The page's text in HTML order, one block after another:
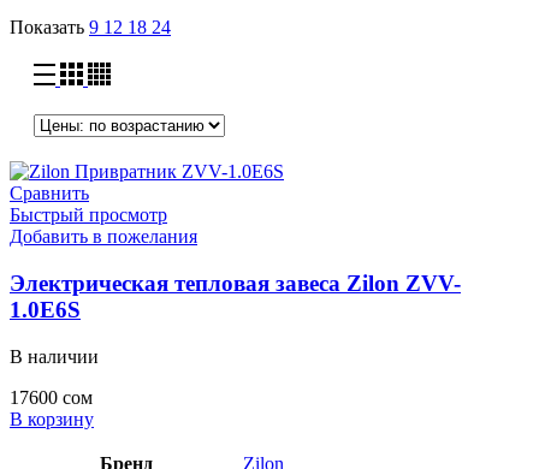
Показать 9 12 18 24
Сравнить
Быстрый просмотр
Добавить в пожелания
Электрическая тепловая завеса Zilon ZVV-
1.0E6S
В наличии
17600 сом
В корзину
Бренд Zilon